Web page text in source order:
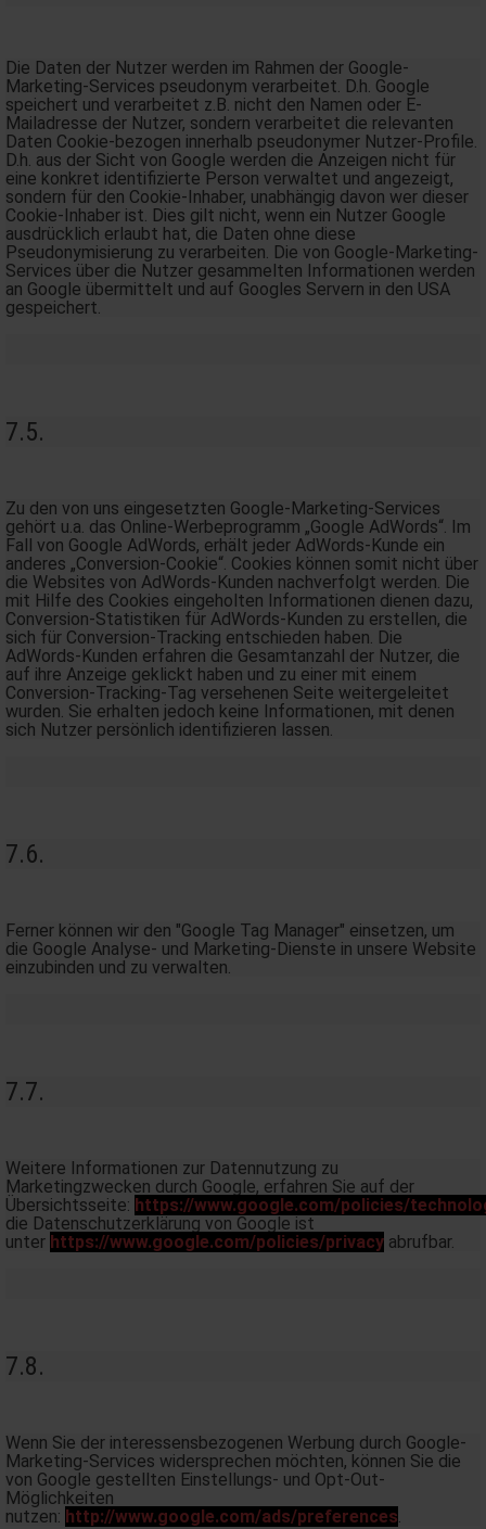
Die Daten der Nutzer werden im Rahmen der Google-
Marketing-Services pseudonym verarbeitet. D.h. Google
speichert und verarbeitet z.B. nicht den Namen oder E-
Mailadresse der Nutzer, sondern verarbeitet die relevanten
Daten Cookie-bezogen innerhalb pseudonymer Nutzer-Profile.
D.h. aus der Sicht von Google werden die Anzeigen nicht für
eine konkret identifizierte Person verwaltet und angezeigt,
sondern für den Cookie-Inhaber, unabhängig davon wer dieser
Cookie-Inhaber ist. Dies gilt nicht, wenn ein Nutzer Google
ausdrücklich erlaubt hat, die Daten ohne diese
Pseudonymisierung zu verarbeiten. Die von Google-Marketing-
Services über die Nutzer gesammelten Informationen werden
an Google übermittelt und auf Googles Servern in den USA
gespeichert.
7.5.
Zu den von uns eingesetzten Google-Marketing-Services
gehört u.a. das Online-Werbeprogramm „Google AdWords“. Im
Fall von Google AdWords, erhält jeder AdWords-Kunde ein
anderes „Conversion-Cookie“. Cookies können somit nicht über
die Websites von AdWords-Kunden nachverfolgt werden. Die
mit Hilfe des Cookies eingeholten Informationen dienen dazu,
Conversion-Statistiken für AdWords-Kunden zu erstellen, die
sich für Conversion-Tracking entschieden haben. Die
AdWords-Kunden erfahren die Gesamtanzahl der Nutzer, die
auf ihre Anzeige geklickt haben und zu einer mit einem
Conversion-Tracking-Tag versehenen Seite weitergeleitet
wurden. Sie erhalten jedoch keine Informationen, mit denen
sich Nutzer persönlich identifizieren lassen.
7.6.
Ferner können wir den "Google Tag Manager" einsetzen, um
die Google Analyse- und Marketing-Dienste in unsere Website
einzubinden und zu verwalten.
7.7.
Weitere Informationen zur Datennutzung zu
Marketingzwecken durch Google, erfahren Sie auf der
Übersichtsseite: https://www.google.com/policies/
die Datenschutzerklärung von Google ist
unter https://www.google.com/policies/privacy abrufbar.
7.8.
Wenn Sie der interessensbezogenen Werbung durch Google-
Marketing-Services widersprechen möchten, können Sie die
von Google gestellten Einstellungs- und Opt-Out-
Möglichkeiten
nutzen: http://www.google.com/ads/preferences.